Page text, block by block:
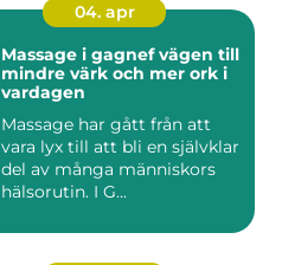
04. apr
Massage i gagnef vägen till
mindre värk och mer ork i
vardagen
Massage har gått från att
vara lyx till att bli en självklar
del av många människors
hälsorutin. I G...